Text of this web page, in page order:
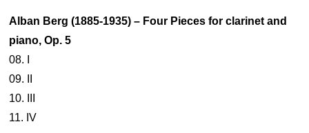
Alban Berg (1885-1935) – Four Pieces for clarinet and
piano, Op. 5
08. I
09. II
10. III
11. IV